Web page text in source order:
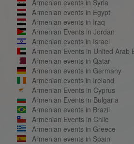
Armenian events in Syria
Armenian events in Egypt
Armenian events in Iraq
Armenian Events in Jordan
Armenian events in Israel
Armenian Events in United Arab
Armenian events in Qatar
Armenian events in Germany
Armenian events in Ireland
Armenian Events in Cyprus
Armenian Events in Bulgaria
Armenian events in Brazil
Armenian Events in Chile
Armenian events in Greece
Armenian events in Spain